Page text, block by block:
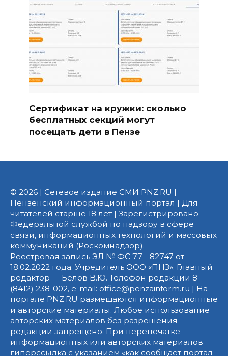
Сертификат на кружки: сколько
бесплатных секций могут
посещать дети в Пензе
© 2026 | Сетевое издание СМИ PNZ.RU |
Пензенский информационный портал | Для
читателей старше 18 лет | Зарегистрировано
Федеральной службой по надзору в сфере
связи, информационных технологий и массовых
коммуникаций (Роскомнадзор).
Реестровая запись ЭЛ № ФС 77 - 82747 от
18.02.2022 года. Учредитель ООО «ПНЗ». Главный
редактор — Белов В.Ю. Телефон редакции 8
(8412) 238-002, e-mail: office@penzainform.ru | На
портале PNZ.RU размещаются информационные
и авторские материалы. Любое использование
авторских материалов без разрешения
редакции запрещено. При перепечатке
информационных или авторских материалов
гиперссылка с указанием «как сообщает портал